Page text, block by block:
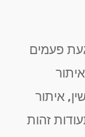
פעמים
איתור
זהות